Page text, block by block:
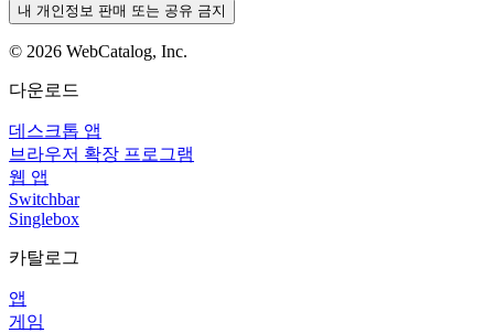
내 개인정보 판매 또는 공유 금지
© 2026 WebCatalog, Inc.
다운로드
데스크톱 앱
브라우저 확장 프로그램
웹 앱
Switchbar
Singlebox
카탈로그
앱
게임